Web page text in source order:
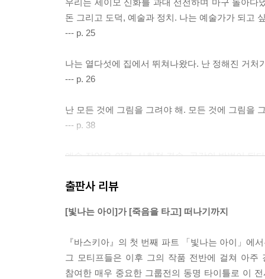
우리는 세이모 신화를 과대 선전하며 마구 돌아
돈 그리고 도덕, 예술과 정치. 나는 예술가가 되고
--- p. 25
나는 열다섯에 집에서 뛰쳐나왔다. 난 정해진 거
--- p. 26
난 모든 것에 그림을 그려야 해. 모든 것에 그림을
--- p. 38
예술 작업은 연결, 사회적 결속, 공감의 방법이 된
상관없다. 예술이란 근본적으로 어디에나 존재하
난 [유명한 흑인 화가]가 아니다. 무엇보다 중요한
--- p. 46
출판사 리뷰
[빛나는 아이]가 [죽음을 타고] 떠나기까지
『바스키아』의 첫 번째 파트 「빛나는 아이」에
그 모티프들은 이후 그의 작품 전반에 걸쳐 아
참여한 매우 중요한 그룹전의 동명 타이틀로 이